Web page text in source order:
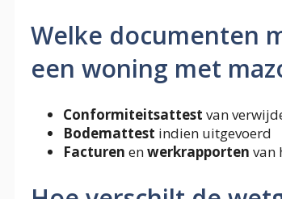
Welke documenten
een woning met
Conformiteitsattest van
Bodemattest indien uitgevoerd
Facturen enwerkrapporten van